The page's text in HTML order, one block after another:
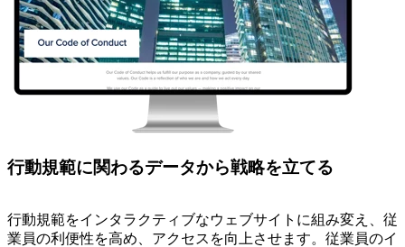
行動規範に関わるデータから戦略を立てる
行動規範をインタラクティブなウェブサイトに組み変え、従
業員の利便性を高め、アクセスを向上させます。従業員のイ